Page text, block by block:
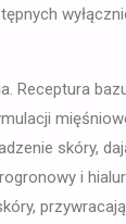
Receptura
skóry,
i